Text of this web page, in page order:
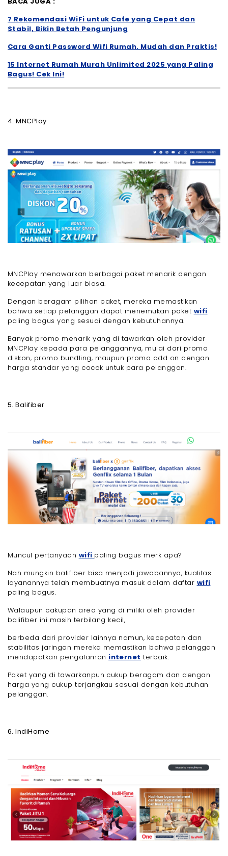
7 Rekomendasi WiFi untuk Cafe yang Cepat dan
Stabil, Bikin Betah Pengunjung
Cara Ganti Password Wifi Rumah. Mudah dan Praktis!
15 Internet Rumah Murah Unlimited 2025 yang Paling
Bagus! Cek Ini!
4. MNCPlay
MNCPlay menawarkan berbagai paket menarik dengan
kecepatan yang luar biasa.
Dengan beragam pilihan paket, mereka memastikan
bahwa setiap pelanggan dapat menemukan paket wifi
paling bagus yang sesuai dengan kebutuhannya.
Banyak promo menarik yang di tawarkan oleh provider
MNCPlay kepada para pelanggannya, mulai dari promo
diskon, promo bundling, maupun promo add on dengan
harga standar yang cocok untuk para pelanggan.
5. Balifiber
Muncul pertanyaan wifi paling bagus merk apa?
Nah mungkin balifiber bisa menjadi jawabannya, kualitas
layanannya telah membuatnya masuk dalam daftar wifi
paling bagus.
Walaupun cakupan area yang di miliki oleh provider
balifiber ini masih terbilang kecil,
berbeda dari provider lainnya namun, kecepatan dan
stabilitas jaringan mereka memastikan bahwa pelanggan
mendapatkan pengalaman internet terbaik.
Paket yang di tawarkanpun cukup beragam dan dengan
harga yang cukup terjangkau sesuai dengan kebutuhan
pelanggan.
6. IndiHome